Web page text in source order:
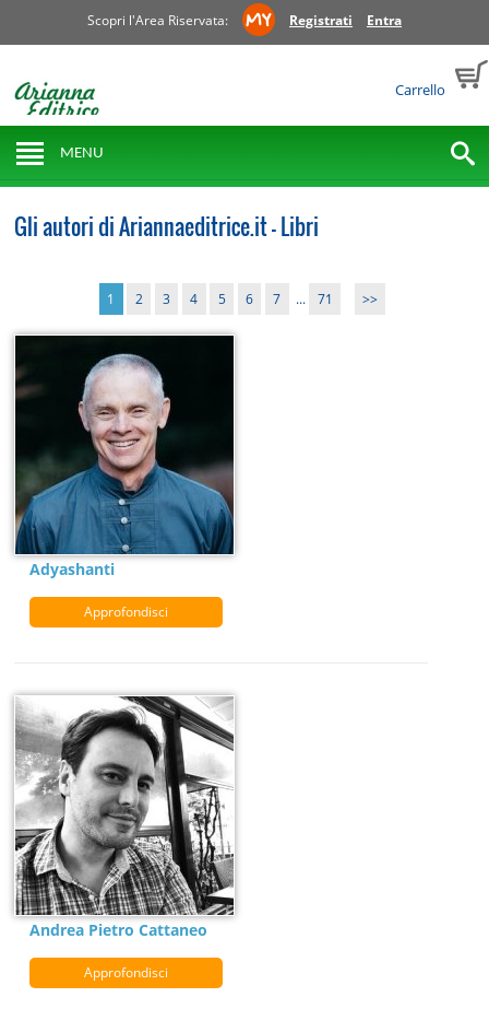
Scopri l'Area Riservata: Registrati Entra
Carrello
MENU
Gli autori di Ariannaeditrice.it - Libri
1 2 3 4 5 6 7 ... 71 >>
Adyashanti
Approfondisci
Andrea Pietro Cattaneo
Approfondisci